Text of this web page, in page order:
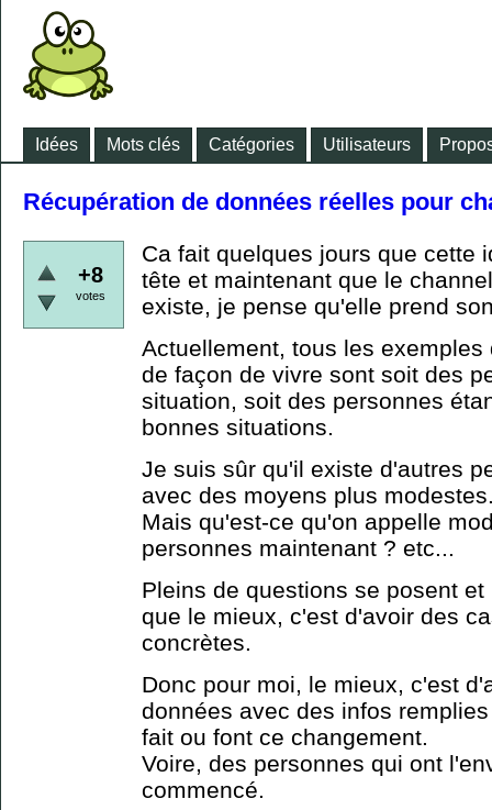
Idées Mots clés Catégories Utilisateurs
Récupération de données réelles pour
+8
votes
Ca fait quelques jours que cette
tête et maintenant que le
existe, je pense qu'elle prend
Actuellement, tous les
de façon de vivre sont soit des
situation, soit des personnes
bonnes situations.
Je suis sûr qu'il existe d'autres
avec des moyens plus
Mais qu'est-ce qu'on appelle
personnes maintenant ? etc...
Pleins de questions se posent
que le mieux, c'est d'avoir des
concrètes.
Donc pour moi, le mieux, c'est
données avec des infos
fait ou font ce changement.
Voire, des personnes qui ont
commencé.